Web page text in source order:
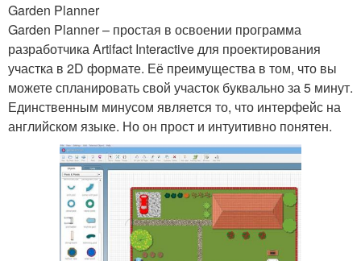
Garden Planner
Garden Planner – простая в освоении программа
разработчика Artifact Interactive для проектирования
участка в 2D формате. Её преимущества в том, что вы
можете спланировать свой участок буквально за 5 минут.
Единственным минусом является то, что интерфейс на
английском языке. Но он прост и интуитивно понятен.